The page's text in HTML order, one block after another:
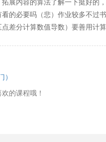
的必要吗（悲）作业较多不过
差分计算数值导数）要善用计
的课程哦！